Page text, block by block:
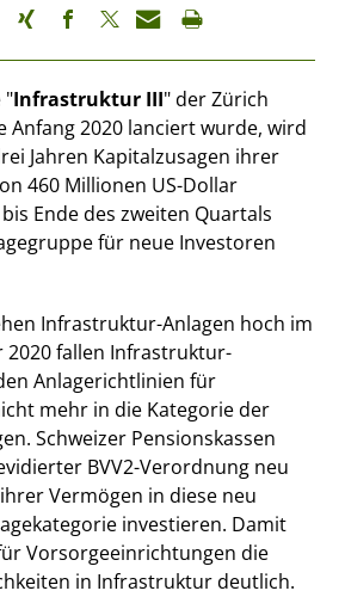
"Infrastruktur III" der Zürich
Anfang 2020 lanciert wurde, wird
Jahren Kapitalzusagen ihrer
460 Millionen US-Dollar
Ende des zweiten Quartals
für neue Investoren
Infrastruktur-Anlagen hoch im
2020 fallen Infrastruktur-
Anlagerichtlinien für
mehr in die Kategorie der
Schweizer Pensionskassen
BVV2-Verordnung neu
Vermögen in diese neu
investieren. Damit
Vorsorgeeinrichtungen die
in Infrastruktur deutlich.